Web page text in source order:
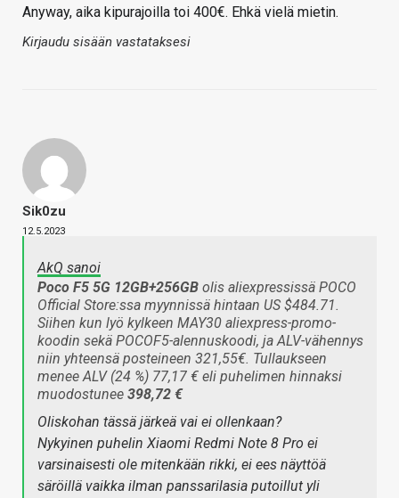
Anyway, aika kipurajoilla toi 400€. Ehkä vielä mietin.
Kirjaudu sisään vastataksesi
Sik0zu
12.5.2023
AkQ sanoi
Poco F5 5G 12GB+256GB olis aliexpressissä POCO
Official Store:ssa myynnissä hintaan US $484.71.
Siihen kun lyö kylkeen MAY30 aliexpress-promo-
koodin sekä POCOF5-alennuskoodi, ja ALV-vähennys
niin yhteensä posteineen 321,55€. Tullaukseen
menee ALV (24 %) 77,17 € eli puhelimen hinnaksi
muodostunee 398,72 €
Oliskohan tässä järkeä vai ei ollenkaan?
Nykyinen puhelin Xiaomi Redmi Note 8 Pro ei
varsinaisesti ole mitenkään rikki, ei ees näyttöä
säröillä vaikka ilman panssarilasia putoillut yli